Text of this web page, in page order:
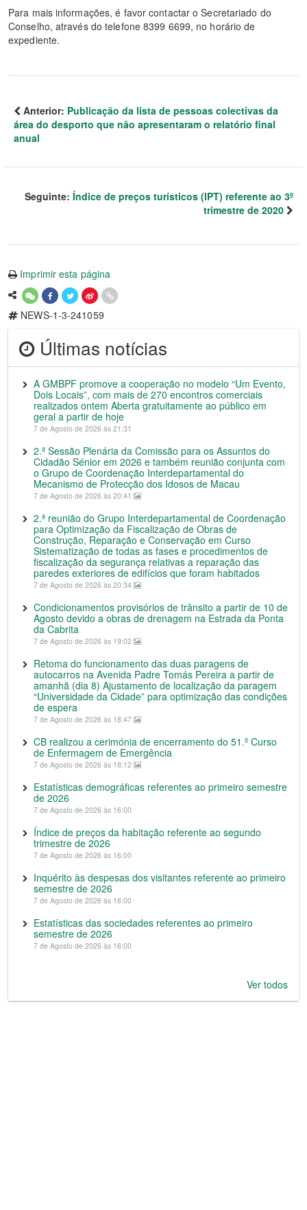
Para mais informações, é favor contactar o Secretariado do
Conselho, através do telefone 8399 6699, no horário de
expediente.
Anterior: Publicação da lista de pessoas colectivas da
área do desporto que não apresentaram o relatório final
anual
Seguinte: Índice de preços turísticos (IPT) referente ao 3º
trimestre de 2020
Imprimir esta página
NEWS-1-3-241059
Últimas notícias
A GMBPF promove a cooperação no modelo “Um Evento,
Dois Locais”, com mais de 270 encontros comerciais
realizados ontem Aberta gratuitamente ao público em
geral a partir de hoje
7 de Agosto de 2026 às 21:31
2.ª Sessão Plenária da Comissão para os Assuntos do
Cidadão Sénior em 2026 e também reunião conjunta com
o Grupo de Coordenação Interdepartamental do
Mecanismo de Protecção dos Idosos de Macau
7 de Agosto de 2026 às 20:41
2.ª reunião do Grupo Interdepartamental de Coordenação
para Optimização da Fiscalização de Obras de
Construção, Reparação e Conservação em Curso
Sistematização de todas as fases e procedimentos de
fiscalização da segurança relativas a reparação das
paredes exteriores de edifícios que foram habitados
7 de Agosto de 2026 às 20:34
Condicionamentos provisórios de trânsito a partir de 10 de
Agosto devido a obras de drenagem na Estrada da Ponta
da Cabrita
7 de Agosto de 2026 às 19:02
Retoma do funcionamento das duas paragens de
autocarros na Avenida Padre Tomás Pereira a partir de
amanhã (dia 8) Ajustamento de localização da paragem
“Universidade da Cidade” para optimização das condições
de espera
7 de Agosto de 2026 às 18:47
CB realizou a cerimónia de encerramento do 51.º Curso
de Enfermagem de Emergência
7 de Agosto de 2026 às 18:12
Estatísticas demográficas referentes ao primeiro semestre
de 2026
7 de Agosto de 2026 às 16:00
Índice de preços da habitação referente ao segundo
trimestre de 2026
7 de Agosto de 2026 às 16:00
Inquérito às despesas dos visitantes referente ao primeiro
semestre de 2026
7 de Agosto de 2026 às 16:00
Estatísticas das sociedades referentes ao primeiro
semestre de 2026
7 de Agosto de 2026 às 16:00
Ver todos